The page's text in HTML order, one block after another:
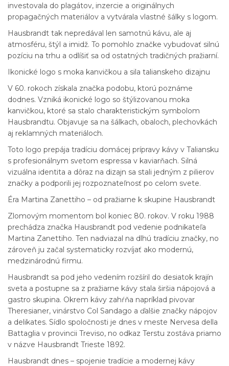
investovala do plagátov, inzercie a originálnych
propagačných materiálov a vytvárala vlastné šálky s logom.
Hausbrandt tak nepredával len samotnú kávu, ale aj
atmosféru, štýl a imidž. To pomohlo značke vybudovať silnú
pozíciu na trhu a odlíšiť sa od ostatných tradičných pražiarní.
Ikonické logo s moka kanvičkou a sila talianskeho dizajnu
V 60. rokoch získala značka podobu, ktorú poznáme
dodnes. Vzniká ikonické logo so štýlizovanou moka
kanvičkou, ktoré sa stalo charakteristickým symbolom
Hausbrandtu. Objavuje sa na šálkach, obaloch, plechovkách
aj reklamných materiáloch.
Toto logo prepája tradíciu domácej prípravy kávy v Taliansku
s profesionálnym svetom espressa v kaviarňach. Silná
vizuálna identita a dôraz na dizajn sa stali jedným z pilierov
značky a podporili jej rozpoznateľnosť po celom svete.
Éra Martina Zanettiho – od pražiarne k skupine Hausbrandt
Zlomovým momentom bol koniec 80. rokov. V roku 1988
prechádza značka Hausbrandt pod vedenie podnikateľa
Martina Zanettiho. Ten nadviazal na dlhú tradíciu značky, no
zároveň ju začal systematicky rozvíjať ako modernú,
medzinárodnú firmu.
Hausbrandt sa pod jeho vedením rozšíril do desiatok krajín
sveta a postupne sa z pražiarne kávy stala širšia nápojová a
gastro skupina. Okrem kávy zahŕňa napríklad pivovar
Theresianer, vinárstvo Col Sandago a ďalšie značky nápojov
a delikates. Sídlo spoločnosti je dnes v meste Nervesa della
Battaglia v provincii Treviso, no odkaz Terstu zostáva priamo
v názve Hausbrandt Trieste 1892.
Hausbrandt dnes – spojenie tradície a modernej kávy